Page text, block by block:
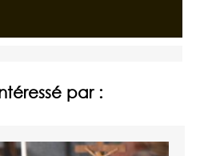
par :